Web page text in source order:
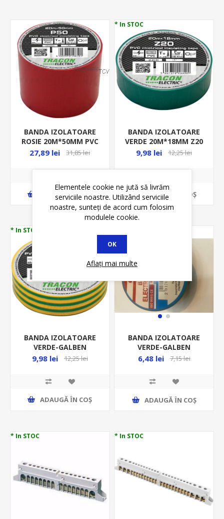
BANDA IZOLATOARE
ROSIE 20M*50MM PVC
IGNIFUGA P50
27,89 lei 31,85 lei
ADAUGĂ ȊN COŞ
* In STOC
BANDA IZOLATOARE
VERDE 20M*18MM Z20
9,98 lei 12,25 lei
ADAUGĂ ȊN COŞ
* In STOC
BANDA IZOLATOARE
VERDE-GALBEN
20M*18MM ZS20
9,98 lei 12,25 lei
ADAUGĂ ȊN COŞ
BANDA IZOLATOARE
VERDE-GALBEN
20M*19MM BEL01-
6,48 lei 7,15 lei
ADAUGĂ ȊN COŞ
* In STOC * In STOC
Elementele cookie ne jută să livrăm
serviciile noastre. Utilizând serviciile
noastre, sunteți de acord cum folosim
modulele cookie.
OK
Aflați mai multe